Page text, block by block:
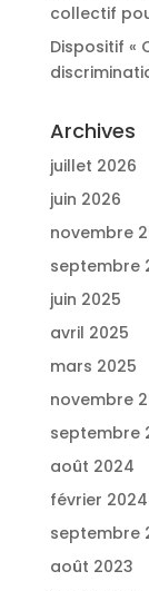
collectif
Dispositif «
Archives
juillet 2026
juin 2026
novembre
septembre
juin 2025
avril 2025
mars 2025
novembre
septembre
août 2024
février 2024
septembre
août 2023